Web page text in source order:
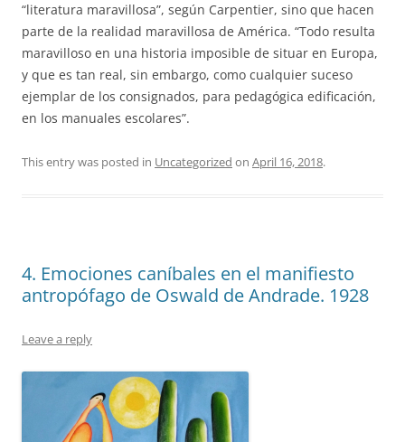
“literatura maravillosa”, según Carpentier, sino que hacen
parte de la realidad maravillosa de América. “Todo resulta
maravilloso en una historia imposible de situar en Europa,
y que es tan real, sin embargo, como cualquier suceso
ejemplar de los consignados, para pedagógica edificación,
en los manuales escolares”.
This entry was posted in Uncategorized on April 16, 2018.
4. Emociones caníbales en el manifiesto
antropófago de Oswald de Andrade. 1928
Leave a reply